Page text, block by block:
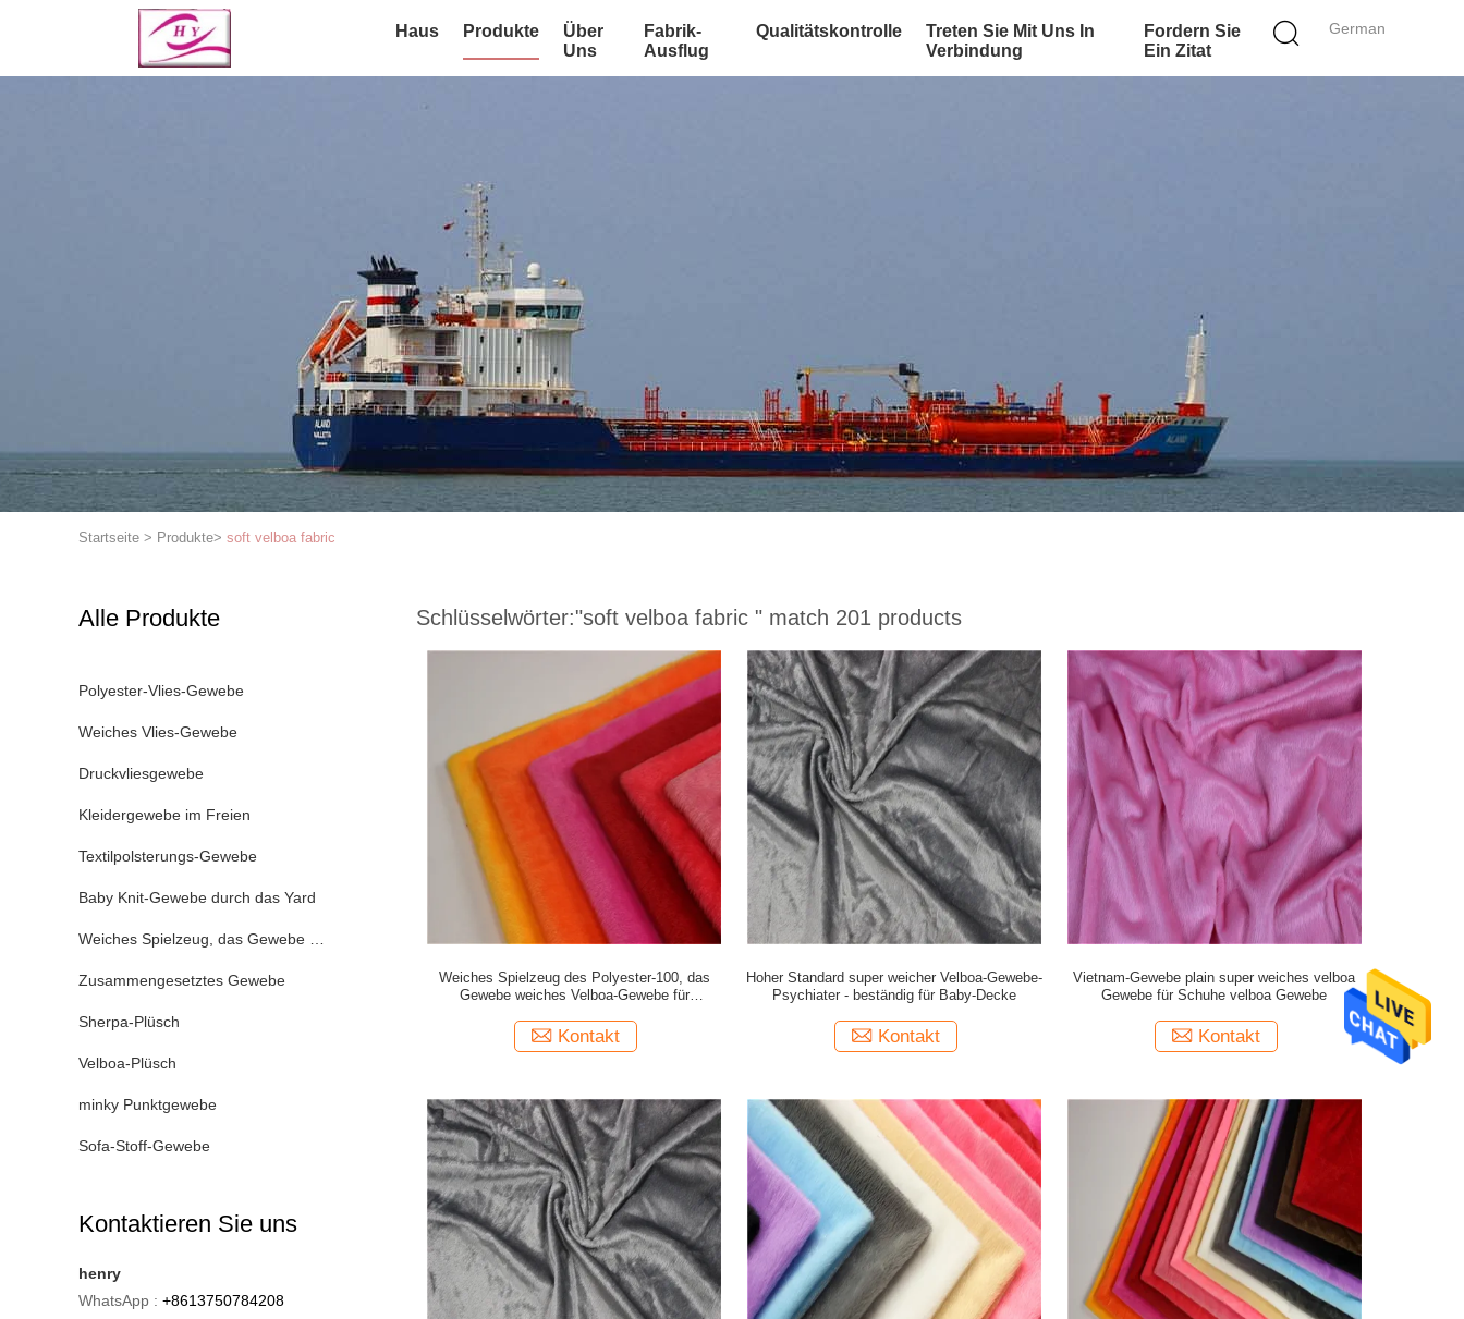
German
Haus Produkte
Über
Uns
Fabrik-
Ausflug
Qualitätskontrolle
Treten Sie Mit Uns In
Verbindung
Fordern Sie
Ein Zitat
Startseite > Produkte> soft velboa fabric
Alle Produkte
Polyester-Vlies-Gewebe
Weiches Vlies-Gewebe
Druckvliesgewebe
Kleidergewebe im Freien
Textilpolsterungs-Gewebe
Baby Knit-Gewebe durch das Yard
Weiches Spielzeug, das Gewebe macht
Zusammengesetztes Gewebe
Sherpa-Plüsch
Velboa-Plüsch
minky Punktgewebe
Sofa-Stoff-Gewebe
Kontaktieren Sie uns
henry
WhatsApp : +8613750784208
Schlüsselwörter:"soft velboa fabric " match 201 products
Weiches Spielzeug des Polyester-100, das
Gewebe weiches Velboa-Gewebe für
Kontakt
Hoher Standard super weicher Velboa-Gewebe-
Psychiater - beständig für Baby-Decke
Kontakt
Vietnam-Gewebe plain super weiches velboa
Gewebe für Schuhe velboa Gewebe
Kontakt